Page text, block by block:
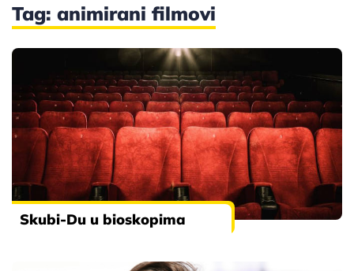
Tag: animirani filmovi
Skubi-Du u bioskopima